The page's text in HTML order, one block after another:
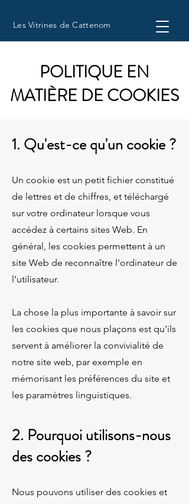
Les Vitrines de Cattenom
POLITIQUE EN
MATIÈRE DE COOKIES
1. Qu'est-ce qu'un cookie ?
Un cookie est un petit fichier constitué
de lettres et de chiffres, et téléchargé
sur votre ordinateur lorsque vous
accédez à certains sites Web. En
général, les cookies permettent à un
site Web de reconnaître l'ordinateur de
l’utilisateur.
La chose la plus importante à savoir sur
les cookies que nous plaçons est qu'ils
servent à améliorer la convivialité de
notre site web, par exemple en
mémorisant les préférences du site et
les paramètres linguistiques.
2. Pourquoi utilisons-nous
des cookies ?
Nous pouvons utiliser des cookies et